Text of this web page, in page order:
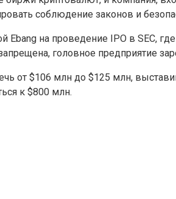
соблюдение законов и
на проведение IPO в SEC,
головное предприятие
от $106 млн до $125 млн,
к $800 млн.